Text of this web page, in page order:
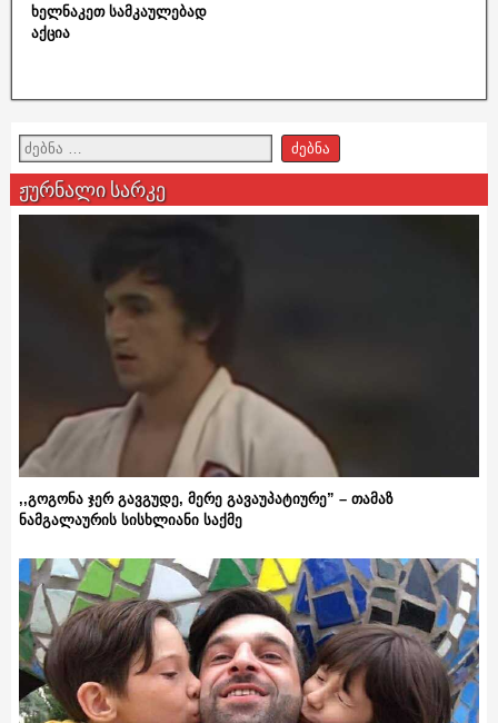
ხელნაკეთ სამკაულებად
აქცია
ჟურნალი სარკე
,,გოგონა ჯერ გავგუდე, მერე გავაუპატიურე” – თამაზ
ნამგალაურის სისხლიანი საქმე